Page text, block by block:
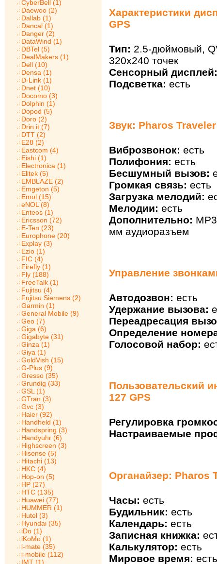
CyberBell (1)
Daewoo (2)
Dallab (1)
Dancal (1)
Danger (2)
DataWind (1)
DBTel (5)
DealMakers (1)
Dell (10)
Densa (1)
D-Link (1)
Dnet (10)
Docomo (3)
Dolphin (1)
Dopod (5)
Doro (2)
Drin.it (7)
DTT (2)
E28 (2)
Eastcom (4)
Eishi (1)
Electronica (1)
Elitek (5)
EMBLAZE (2)
Emgeton (5)
Emol (15)
eNOL (8)
Enteos (1)
Ericsson (72)
E-Ten (23)
Europhone (20)
Explay (3)
Ezio (1)
FIC (4)
Firefly (1)
Fly (188)
FreeTalk (1)
Fujitsu (4)
Fujitsu Siemens (2)
Garmin (1)
General Mobile (9)
Geo (7)
Giga (6)
Gigabyte (31)
Ginza (1)
Giya (1)
GoldVish (15)
G-Plus (9)
Gresso (35)
Grundig (33)
GSL (1)
GTran (3)
Gvc (3)
Haier (92)
Handheld (1)
Handspring (3)
Handyuhr (6)
Highscreen (3)
Hisense (5)
Hitachi (13)
HKC (4)
Hop-on (5)
HP (27)
HTC (135)
Huawei (77)
HUMMER (1)
Hutel (3)
Hyundai (35)
iDo (1)
iKoMo (1)
i-mate (35)
i-mobile (112)
IMT (1)
Характеристики
GPS
Тип: 2.5-дюймовый,
320х240 точек
Сенсорный дисплей:
Подсветка: есть
Звук: Pharos
Виброзвонок: есть
Полифония: есть
Бесшумный вызов:
Громкая связь: есть
Загрузка мелодий:
Мелодии: есть
Дополнительно:
мм аудиоразъем
Управление
Автодозвон: есть
Удержание вызова:
Переадресация
Определение
Голосовой набор:
Пользовательский
127 GPS
Регулировка
Настраиваемые
Органайзер: Pharos
Часы: есть
Будильник: есть
Календарь: есть
Записная книжка:
Калькулятор: есть
Мировое время: есть